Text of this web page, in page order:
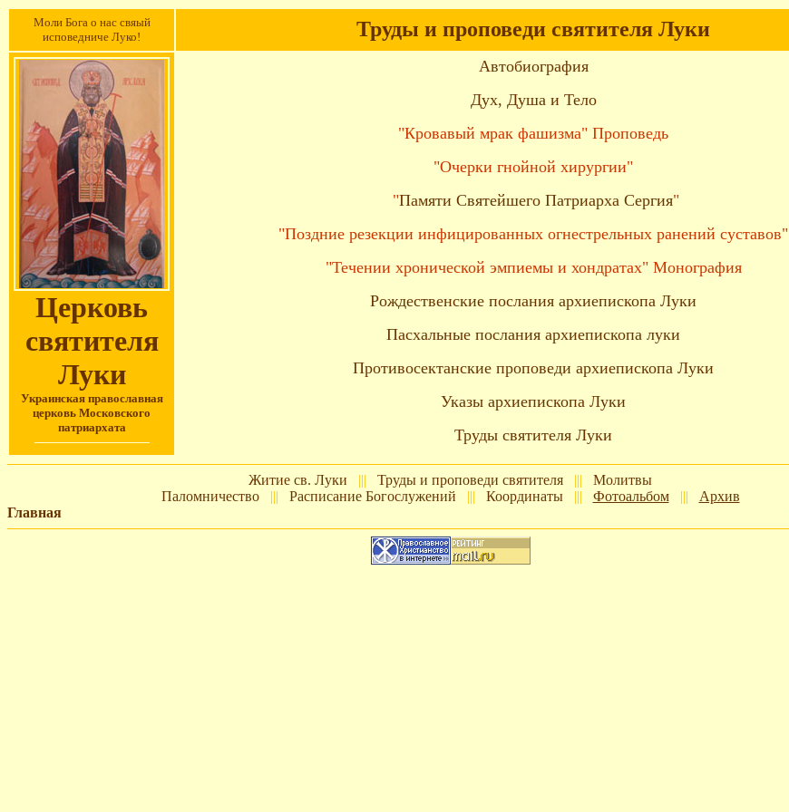
Моли Бога о нас свяый
исповедниче Луко!
Труды и проповеди святителя Луки
Церковь
святителя
Луки
Украинская православная
церковь Московского
патриархата
Автобиография
Дух, Душа и Тело
"Кровавый мрак фашизма" Проповедь
"Очерки гнойной хирургии"
"Памяти Святейшего Патриарха Сергия"
"Поздние резекции инфицированных огнестрельных ранений суставов"
"Течении хронической эмпиемы и хондратах" Монография
Рождественские послания архиепископа Луки
Пасхальные послания архиепископа луки
Противосектанские проповеди архиепископа Луки
Указы архиепископа Луки
Труды святителя Луки
Житие св. Луки ||| Труды и проповеди святителя |||
Молитвы
Паломничество||| Расписание Богослужений ||| Координаты||| Фотоальбом||| Архив
Главная